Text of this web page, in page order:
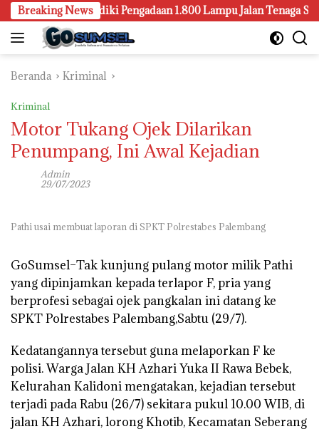
Langsung
ke
konten
Breaking News
Juga Selidiki Pengadaan 1.800 Lampu Jalan Tenaga Surya
Beranda Kriminal
Kriminal
Motor Tukang Ojek Dilarikan
Penumpang, Ini Awal Kejadian
Admin
29/07/2023
Pathi usai membuat laporan di SPKT Polrestabes Palembang
GoSumsel–Tak kunjung pulang motor milik Pathi
yang dipinjamkan kepada terlapor F, pria yang
berprofesi sebagai ojek pangkalan ini datang ke
SPKT Polrestabes Palembang,Sabtu (29/7).
Kedatangannya tersebut guna melaporkan F ke
polisi. Warga Jalan KH Azhari Yuka II Rawa Bebek,
Kelurahan Kalidoni mengatakan, kejadian tersebut
terjadi pada Rabu (26/7) sekitara pukul 10.00 WIB, di
jalan KH Azhari, lorong Khotib, Kecamatan Seberang